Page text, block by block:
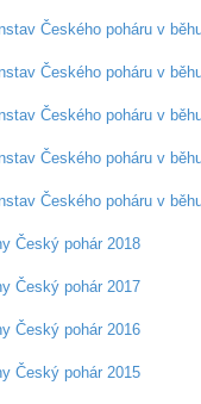
Českého poháru v
Českého poháru v
Českého poháru v
Českého poháru v
Českého poháru v
Český pohár 2018
Český pohár 2017
Český pohár 2016
Český pohár 2015